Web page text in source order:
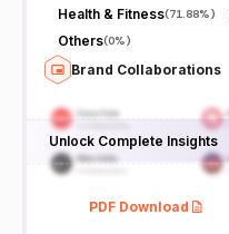
Health & Fitness(71.88%)
Others(0%)
Brand Collaborations
Unlock Complete Insights
PDF Download